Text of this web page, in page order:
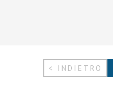
< INDIETRO